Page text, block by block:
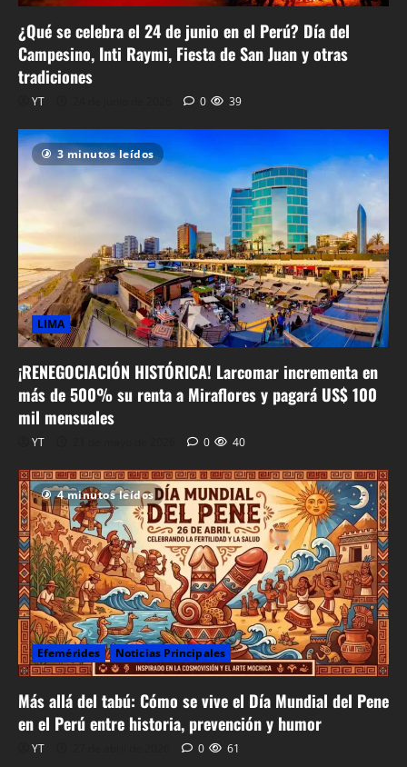
¿Qué se celebra el 24 de junio en el Perú? Día del
Campesino, Inti Raymi, Fiesta de San Juan y otras
tradiciones
YT 0 39
3 minutos leídos
LIMA
¡RENEGOCIACIÓN HISTÓRICA! Larcomar incrementa en
más de 500% su renta a Miraflores y pagará US$ 100
mil mensuales
YT 0 40
4 minutos leídos
Efemérides Noticias Principales
Más allá del tabú: Cómo se vive el Día Mundial del Pene
en el Perú entre historia, prevención y humor
YT 0 61